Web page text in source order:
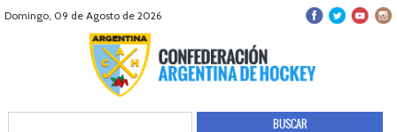
Domingo, 09 de Agosto de 2026